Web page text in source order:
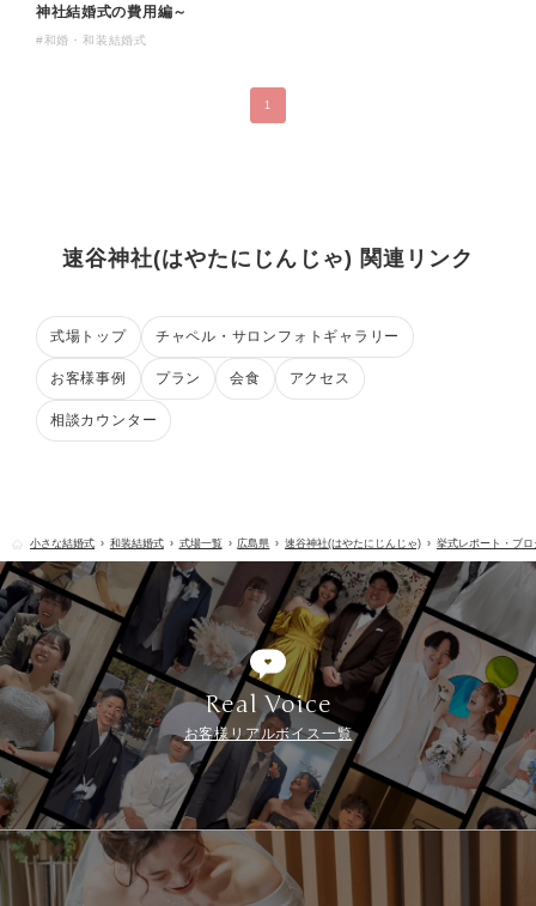
神社結婚式の費用編～
#和婚・和装結婚式
1
速谷神社(はやたにじんじゃ) 関連リンク
式場トップ チャペル・サロンフォトギャラリー
お客様事例 プラン 会食 アクセス
相談カウンター
小さな結婚式 和装結婚式 式場一覧 広島県 速谷神社(はやたにじんじゃ) 挙式レポート・ブロ
Real Voice
お客様リアルボイス一覧